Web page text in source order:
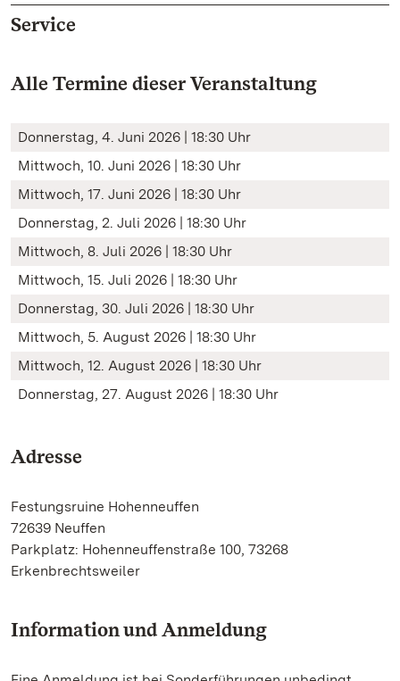
Service
Alle Termine dieser Veranstaltung
Donnerstag, 4. Juni 2026 | 18:30 Uhr
Mittwoch, 10. Juni 2026 | 18:30 Uhr
Mittwoch, 17. Juni 2026 | 18:30 Uhr
Donnerstag, 2. Juli 2026 | 18:30 Uhr
Mittwoch, 8. Juli 2026 | 18:30 Uhr
Mittwoch, 15. Juli 2026 | 18:30 Uhr
Donnerstag, 30. Juli 2026 | 18:30 Uhr
Mittwoch, 5. August 2026 | 18:30 Uhr
Mittwoch, 12. August 2026 | 18:30 Uhr
Donnerstag, 27. August 2026 | 18:30 Uhr
Adresse
Festungsruine Hohenneuffen
72639 Neuffen
Parkplatz: Hohenneuffenstraße 100, 73268
Erkenbrechtsweiler
Information und Anmeldung